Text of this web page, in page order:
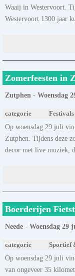
Waaij in Westervoort.
Westervoort 1300 jaar
Zomerfeesten in
Zutphen - Woensdag
categorie Festivals
Op woensdag 29 juli
Zutphen. Tijdens deze
decor met live muziek,
Boerderijen
Neede - Woensdag 29
categorie Sportief
Op woensdag 29 juli
van ongeveer 35